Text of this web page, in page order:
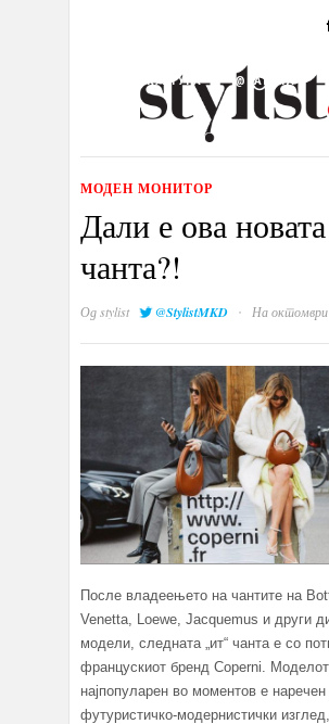
КУЛТУРА @РАБОТА
ИЗЛОГ
МОДЕН МОНИТОР
Дали е ова
чанта?!
Одstylist @StylistMKD · На октомври
После владеењето на чантите на
Venetta, Loewe, Jacquemus и други
модели, следната „ит“ чанта е со
францускиот бренд Coperni.
најпопуларен во моментов е
футуристичко-модернистички